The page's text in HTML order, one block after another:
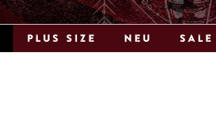
Plus Size Neu Sale